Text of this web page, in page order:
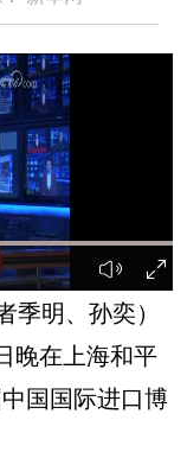
明、孙奕）
晚在上海和平
国国际进口博